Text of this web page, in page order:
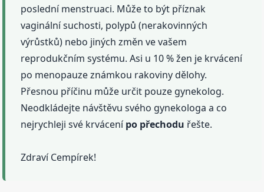
poslední menstruaci. Může to být příznak
vaginální suchosti, polypů (nerakovinných
výrůstků) nebo jiných změn ve vašem
reprodukčním systému. Asi u 10 % žen je krvácení
po menopauze známkou rakoviny dělohy.
Přesnou příčinu může určit pouze gynekolog.
Neodkládejte návštěvu svého gynekologa a co
nejrychleji své krvácenípo přechodu řešte.
Zdraví Cempírek!